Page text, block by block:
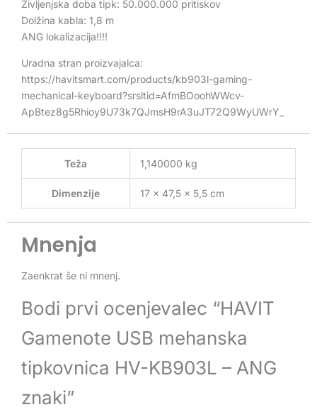
Življenjska doba tipk: 50.000.000 pritiskov
Dolžina kabla: 1,8 m
ANG lokalizacija!!!!
Uradna stran proizvajalca:
https://havitsmart.com/products/kb903l-gaming-
mechanical-keyboard?srsltid=AfmBOoohWWcv-
ApBtez8g5Rhioy9U73k7QJmsH9rA3uJT72Q9WyUWrY_
Teža 1,140000 kg
Dimenzije 17 × 47,5 × 5,5 cm
Mnenja
Zaenkrat še ni mnenj.
Bodi prvi ocenjevalec “HAVIT
Gamenote USB mehanska
tipkovnica HV-KB903L – ANG
znaki”